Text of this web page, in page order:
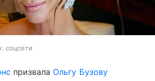
соцсети
призвала Ольгу Бузову